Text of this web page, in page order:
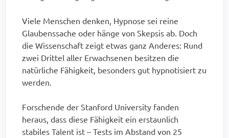
Viele Menschen denken, Hypnose sei reine
Glaubenssache oder hänge von Skepsis ab. Doch
die Wissenschaft zeigt etwas ganz Anderes: Rund
zwei Drittel aller Erwachsenen besitzen die
natürliche Fähigkeit, besonders gut hypnotisiert zu
werden.
Forschende der Stanford University fanden
heraus, dass diese Fähigkeit ein erstaunlich
stabiles Talent ist – Tests im Abstand von 25